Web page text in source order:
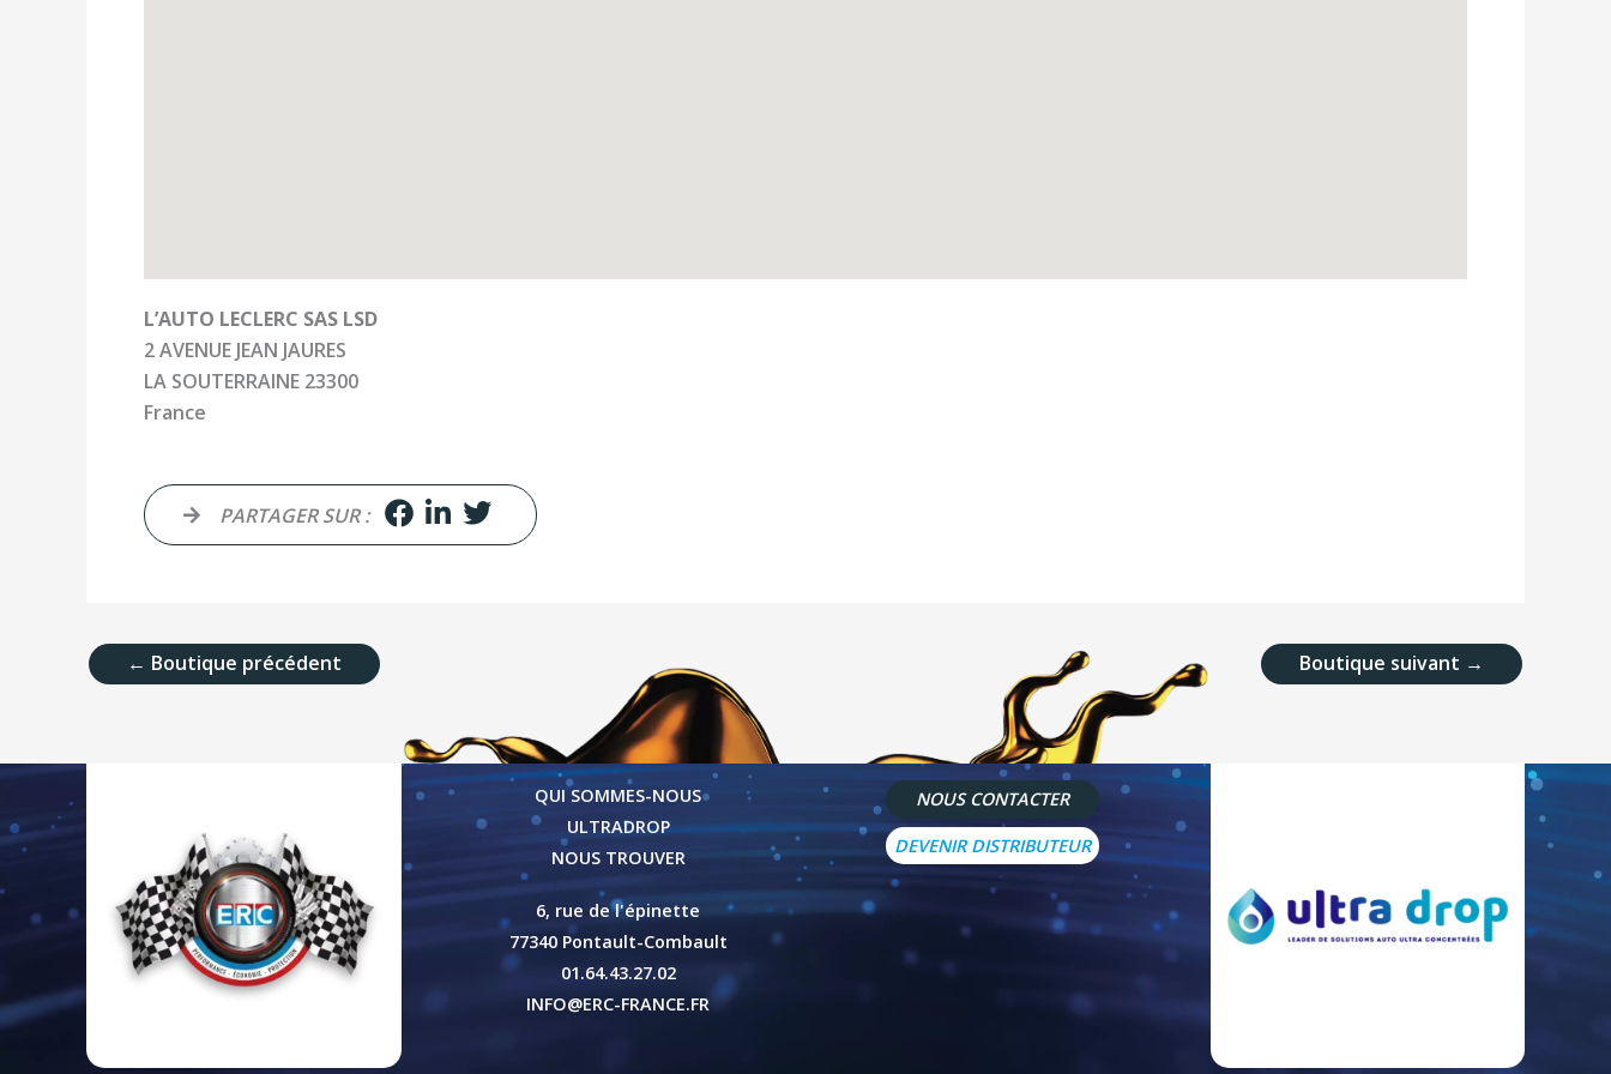
L’AUTO LECLERC SAS LSD
2 AVENUE JEAN JAURES
LA SOUTERRAINE 23300
France
PARTAGER SUR :
← Boutique précédent Boutique suivant →
QUI SOMMES-NOUS
ULTRADROP
NOUS TROUVER
6, rue de l'épinette
77340 Pontault-Combault
01.64.43.27.02
INFO@ERC-FRANCE.FR
NOUS CONTACTER
DEVENIR DISTRIBUTEUR